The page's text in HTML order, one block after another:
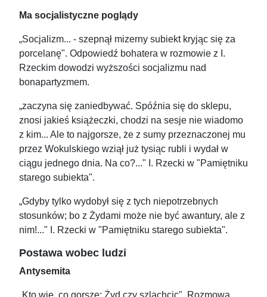
Ma socjalistyczne poglądy
„Socjalizm... - szepnął mizerny subiekt kryjąc się za
porcelanę". Odpowiedź bohatera w rozmowie z I.
Rzeckim dowodzi wyższości socjalizmu nad
bonapartyzmem.
„zaczyna się zaniedbywać. Spóźnia się do sklepu,
znosi jakieś książeczki, chodzi na sesje nie wiadomo
z kim... Ale to najgorsze, że z sumy przeznaczonej mu
przez Wokulskiego wziął już tysiąc rubli i wydał w
ciągu jednego dnia. Na co?..." I. Rzecki w "Pamiętniku
starego subiekta".
„Gdyby tylko wydobył się z tych niepotrzebnych
stosunków; bo z Żydami może nie być awantury, ale z
nim!..." I. Rzecki w "Pamiętniku starego subiekta".
Postawa wobec ludzi
Antysemita